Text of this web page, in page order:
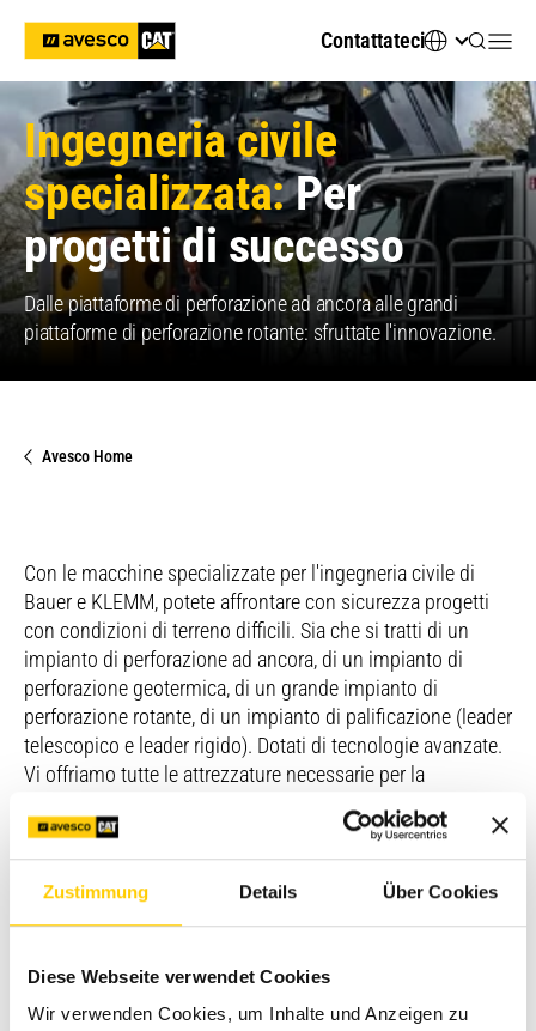
Zustimmung Details Über Cookies
Diese Webseite verwendet Cookies
Wir verwenden Cookies, um Inhalte und Anzeigen zu
Contattateci
Ingegneria civile
specializzata:Per
progetti di successo
Dalle piattaforme di perforazione ad ancora alle grandi
piattaforme di perforazione rotante: sfruttate l'innovazione.
Avesco Home
Con le macchine specializzate per l'ingegneria civile di
Bauer e KLEMM, potete affrontare con sicurezza progetti
con condizioni di terreno difficili. Sia che si tratti di un
impianto di perforazione ad ancora, di un impianto di
perforazione geotermica, di un grande impianto di
perforazione rotante, di un impianto di palificazione (leader
telescopico e leader rigido). Dotati di tecnologie avanzate.
Vi offriamo tutte le attrezzature necessarie per la
trivellati, muri a diaframma o pareti a diaframma. Le nostre
macchine sono disponibili anche per il noleggio o
l'acquisto a rate. Offriamo anche attrezzature per lavori di